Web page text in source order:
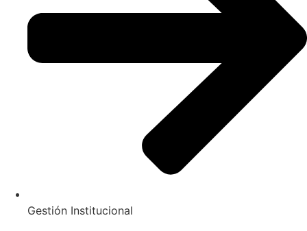
Gestión Institucional